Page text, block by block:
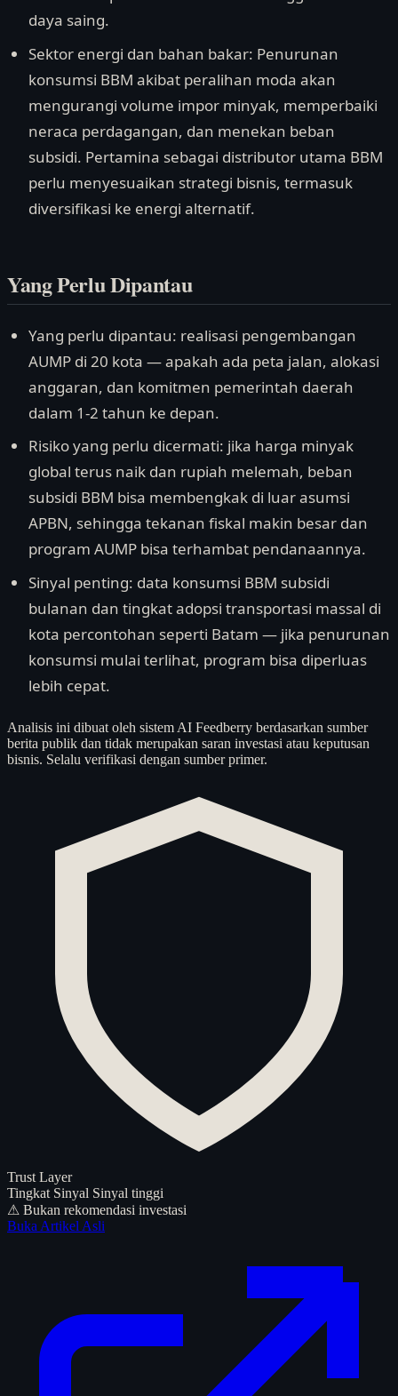
daya saing.
Sektor energi dan bahan bakar: Penurunan
konsumsi BBM akibat peralihan moda akan
mengurangi volume impor minyak, memperbaiki
neraca perdagangan, dan menekan beban
subsidi. Pertamina sebagai distributor utama BBM
perlu menyesuaikan strategi bisnis, termasuk
diversifikasi ke energi alternatif.
Yang Perlu Dipantau
Yang perlu dipantau: realisasi pengembangan
AUMP di 20 kota — apakah ada peta jalan, alokasi
anggaran, dan komitmen pemerintah daerah
dalam 1-2 tahun ke depan.
Risiko yang perlu dicermati: jika harga minyak
global terus naik dan rupiah melemah, beban
subsidi BBM bisa membengkak di luar asumsi
APBN, sehingga tekanan fiskal makin besar dan
program AUMP bisa terhambat pendanaannya.
Sinyal penting: data konsumsi BBM subsidi
bulanan dan tingkat adopsi transportasi massal di
kota percontohan seperti Batam — jika penurunan
konsumsi mulai terlihat, program bisa diperluas
lebih cepat.
Analisis ini dibuat oleh sistem AI Feedberry berdasarkan sumber
berita publik dan tidak merupakan saran investasi atau keputusan
bisnis. Selalu verifikasi dengan sumber primer.
Trust Layer
Tingkat Sinyal Sinyal tinggi
⚠ Bukan rekomendasi investasi
Buka Artikel Asli